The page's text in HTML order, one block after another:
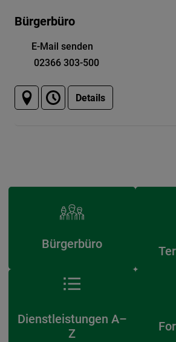
Bürgerbüro
E-Mail senden
02366 303-500
Details
Bürgerbüro
Dienstleistungen A–
Z